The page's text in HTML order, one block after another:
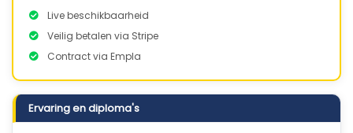
Live beschikbaarheid
Veilig betalen via Stripe
Contract via Empla
Ervaring en diploma's